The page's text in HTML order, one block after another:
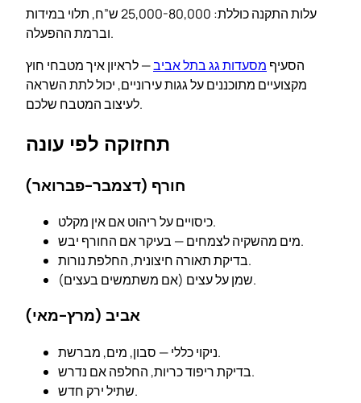
עלות התקנה כוללת: 25,000-80,000 ש”ח, תלוי במידות
וברמת ההפעלה.
הסעיף מסעדות גג בתל אביב— לראיון איך מטבחי חוץ
מקצועיים מתוכננים על גגות עירוניים, יכול לתת השראה
לעיצוב המטבח שלכם.
תחזוקה לפי עונה
חורף (דצמבר-פברואר)
כיסויים על ריהוט אם אין מקלט.
מים מהשקיה לצמחים — בעיקר אם החורף יבש.
בדיקת תאורה חיצונית, החלפת נורות.
שמן על עצים (אם משתמשים בעצים).
אביב (מרץ-מאי)
ניקוי כללי — סבון, מים, מברשת.
בדיקת ריפוד כריות, החלפה אם נדרש.
שתיל ירק חדש.